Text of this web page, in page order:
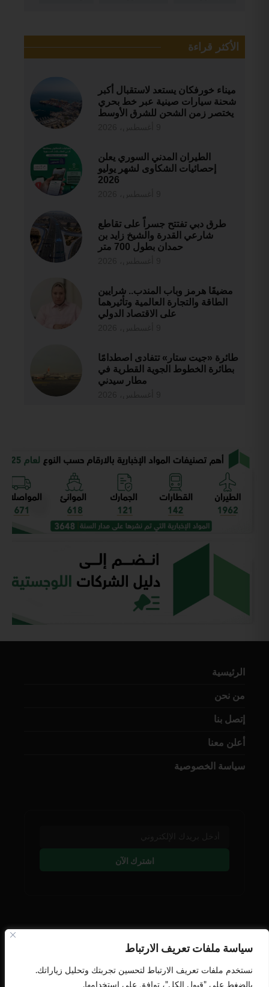
سياسة ملفات تعريف الارتباط
نستخدم ملفات تعريف الارتباط لتحسين تجربتك وتحليل زياراتك.
بالضغط على "قبول الكل"، توافق على استخدامها.
الأكثر قراءة
ميناء خورفكان يستعد لاستقبال أكبر
شحنة سيارات صينية عبر خط بحري
يختصر زمن الشحن للشرق الأوسط
الطيران المدني السوري يعلن
إحصائيات الشكاوى لشهر يوليو
2026
طرق دبي تفتتح جسراً على تقاطع
شارعي القدرة والشيخ زايد بن
حمدان بطول 700 متر
مضيقَا هرمز وباب المندب.. شرايين
الطاقة والتجارة العالمية وتأثيرهما
على الاقتصاد الدولي
طائرة «جيت ستار» تتفادى اصطدامًا
بطائرة الخطوط الجوية القطرية في
مطار سيدني
الرئيسية
من نحن
إتصل بنا
أعلن معنا
سياسة الخصوصية
اشترك الآن